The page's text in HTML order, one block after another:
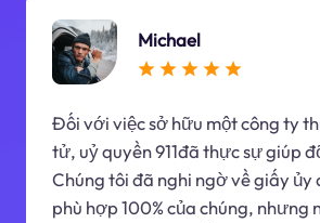
Michael
Đối với việc sở hữu một công ty
tử, uỷ quyền 911đã thực sự giúp
Chúng tôi đã nghi ngờ về giấy ủy
phù hợp 100% của chúng, nhưng